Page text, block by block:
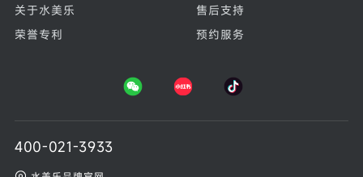
关于水美乐
荣誉专利
售后支持
预约服务
400-021-3933